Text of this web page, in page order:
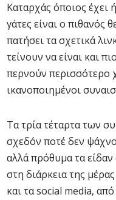
Καταρχάς όποιος έχει
γάτες είναι ο πιθανός
πατήσει τα σχετικά
τείνουν να είναι και
περνούν περισσότερο
ικανοποιημένοι
Τα τρία τέταρτα των
σχεδόν ποτέ δεν
αλλά πρόθυμα τα
στη διάρκεια της
και τα social media,